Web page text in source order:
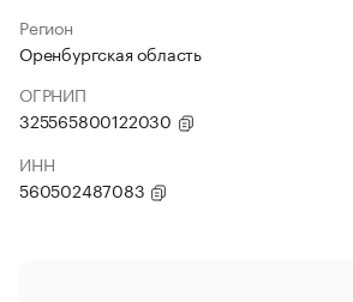
Регион
Оренбургская область
ОГРНИП
325565800122030
ИНН
560502487083